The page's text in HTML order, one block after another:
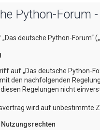
Python-Forum
deutsche Python-Forum“
auf „Das deutsche Python-
den nachfolgenden
Regelungen nicht
wird auf unbestimmte